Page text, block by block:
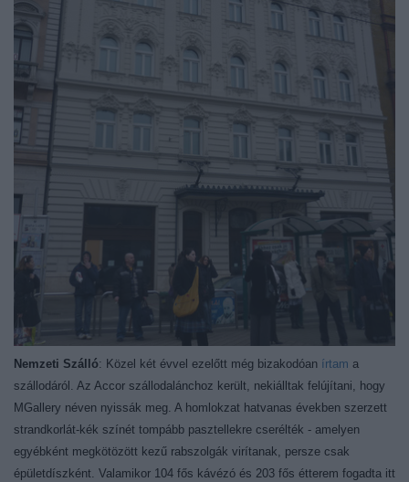
Nemzeti Szálló: Közel két évvel ezelőtt még bizakodóan írtam a
szállodáról. Az Accor szállodalánchoz került, nekiálltak felújítani, hogy
MGallery néven nyissák meg. A homlokzat hatvanas években szerzett
strandkorlát-kék színét tompább pasztellekre cserélték - amelyen
egyébként megkötözött kezű rabszolgák virítanak, persze csak
épületdíszként. Valamikor 104 fős kávézó és 203 fős étterem fogadta itt